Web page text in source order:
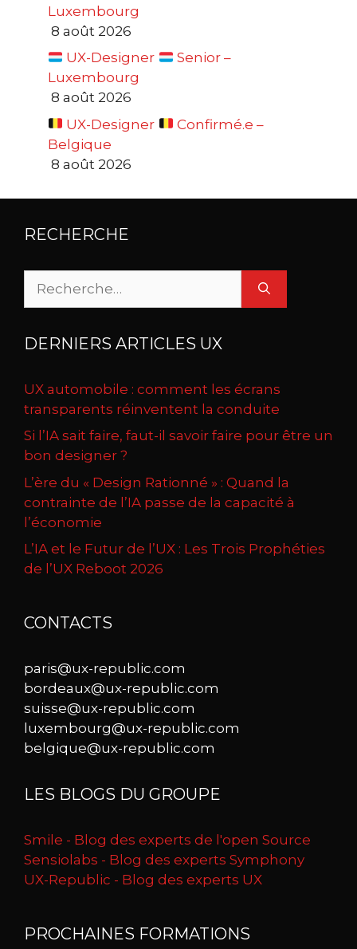
Luxembourg
8 août 2026
UX-Designer
Senior –
Luxembourg
8 août 2026
UX-Designer
Confirmé.e –
Belgique
8 août 2026
RECHERCHE
DERNIERS ARTICLES UX
UX automobile : comment les écrans
transparents réinventent la conduite
Si l’IA sait faire, faut-il savoir faire pour être un
bon designer ?
L’ère du « Design Rationné » : Quand la
contrainte de l’IA passe de la capacité à
l’économie
L’IA et le Futur de l’UX : Les Trois Prophéties
de l’UX Reboot 2026
CONTACTS
paris@ux-republic.com
bordeaux@ux-republic.com
suisse@ux-republic.com
luxembourg@ux-republic.com
belgique@ux-republic.com
LES BLOGS DU GROUPE
Smile - Blog des experts de l'open Source
Sensiolabs - Blog des experts Symphony
UX-Republic - Blog des experts UX
PROCHAINES FORMATIONS